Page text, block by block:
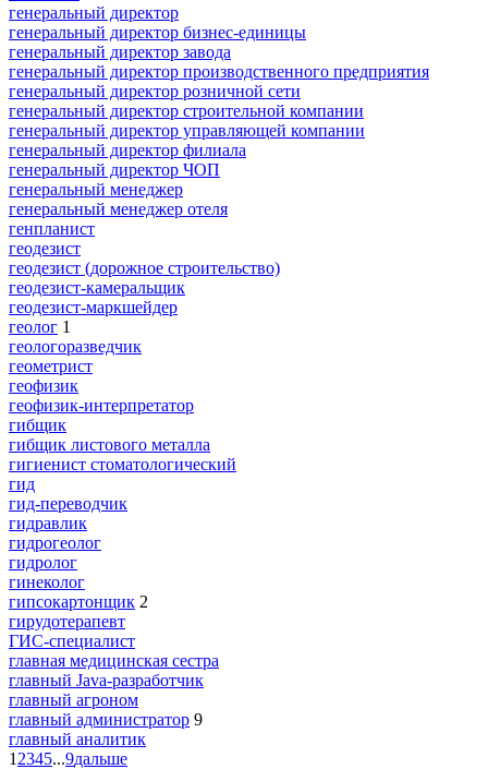
генеральный директор
генеральный директор бизнес-единицы
генеральный директор завода
генеральный директор производственного предприятия
генеральный директор розничной сети
генеральный директор строительной компании
генеральный директор управляющей компании
генеральный директор филиала
генеральный директор ЧОП
генеральный менеджер
генеральный менеджер отеля
генпланист
геодезист
геодезист (дорожное строительство)
геодезист-камеральщик
геодезист-маркшейдер
геолог 1
геологоразведчик
геометрист
геофизик
геофизик-интерпретатор
гибщик
гибщик листового металла
гигиенист стоматологический
гид
гид-переводчик
гидравлик
гидрогеолог
гидролог
гинеколог
гипсокартонщик 2
гирудотерапевт
ГИС-специалист
главная медицинская сестра
главный Java-разработчик
главный агроном
главный администратор 9
главный аналитик
1 2345...9дальше